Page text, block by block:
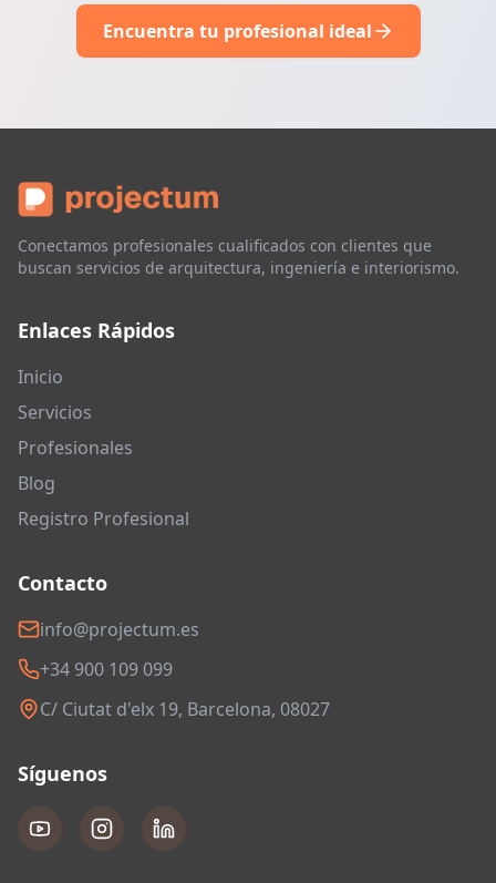
Encuentra tu profesional ideal
Conectamos profesionales cualificados con clientes que
buscan servicios de arquitectura, ingeniería e interiorismo.
Enlaces Rápidos
Inicio
Servicios
Profesionales
Blog
Registro Profesional
Contacto
info@projectum.es
+34 900 109 099
C/ Ciutat d'elx 19, Barcelona, 08027
Síguenos